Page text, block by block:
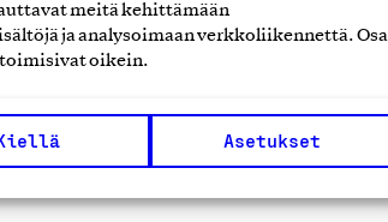
meitä kehittämään
ja analysoimaan verkkoliikennettä. Osa
oikein.
Asetukset